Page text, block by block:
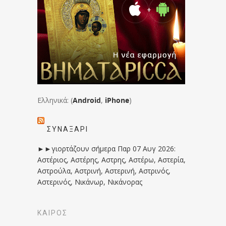
Ελληνικά: (Android, iPhone)
ΣΥΝΑΞΆΡΙ
►►γιορτάζουν σήμερα Παρ 07 Αυγ 2026:
Αστέριος, Αστέρης, Αστρης, Αστέρω, Αστερία,
Αστρούλα, Αστρινή, Αστερινή, Αστρινός,
Αστερινός, Νικάνωρ, Νικάνορας
ΚΑΙΡΟΣ